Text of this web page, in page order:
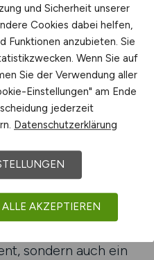
Kopf und Herz
die
auch die Werte und
Fachkräfte, die in
wollen
als auch für
Eine Beratung hilft,
formulieren und
Denn eine
sondern auch ein
und Sicherheit unserer
Cookies dabei helfen,
Funktionen anzubieten. Sie
Wenn Sie auf
Sie der Verwendung aller
Einstellungen" am Ende
jederzeit
Datenschutzerklärung
ALLE AKZEPTIEREN